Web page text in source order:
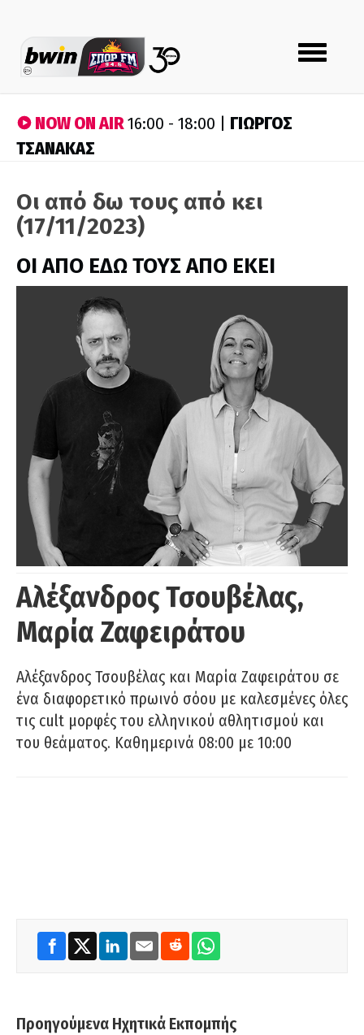
Toggle
navigation
NOW ON AIR16:00 - 18:00 | ΓΙΩΡΓΟΣ
ΤΣΑΝΑΚΑΣ
Οι από δω τους από κει
(17/11/2023)
ΟΙ ΑΠΟ ΕΔΩ ΤΟΥΣ ΑΠΟ ΕΚΕΙ
Αλέξανδρος Τσουβέλας,
Μαρία Ζαφειράτου
Αλέξανδρος Τσουβέλας και Μαρία Ζαφειράτου σε
ένα διαφορετικό πρωινό σόου με καλεσμένες όλες
τις cult μορφές του ελληνικού αθλητισμού και
του θεάματος. Καθημερινά 08:00 με 10:00
Προηγούμενα Ηχητικά Εκπομπής